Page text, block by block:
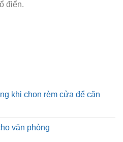
điển.
khi chọn rèm cửa để căn
văn phòng